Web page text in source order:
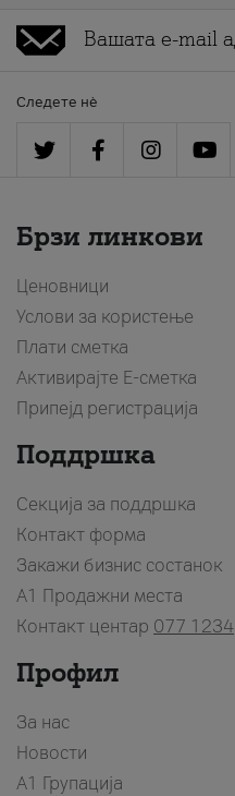
Следете нè
Брзи линкови
Ценовници
Услови за користење
Плати сметка
Активирајте Е-сметка
Припејд регистрација
Поддршка
Секција за поддршка
Контакт форма
Закажи бизнис состанок
A1 Продажни места
Контакт центар 077 1234
Профил
За нас
Новости
А1 Групација